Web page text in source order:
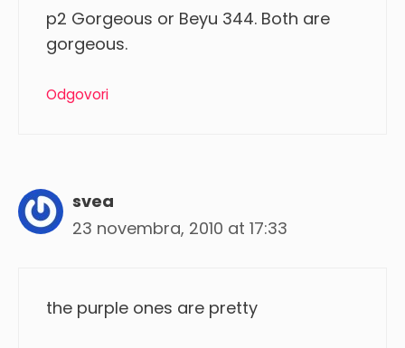
p2 Gorgeous or Beyu 344. Both are
gorgeous.
Odgovori
svea
23 novembra, 2010 at 17:33
the purple ones are pretty